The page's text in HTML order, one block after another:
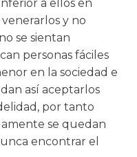
a ellos en
y no
se sientan
personas fáciles
en la sociedad e
así aceptarlos
por tanto
se quedan
encontrar el